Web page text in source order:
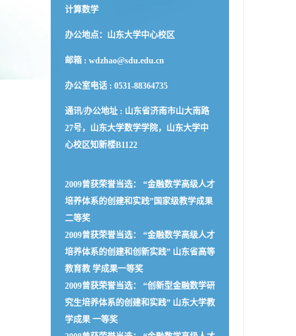
计算数学
办公地点：山东大学中心校区
邮箱 : wdzhao@sdu.edu.cn
办公室电话 : 0531-88364735
通讯/办公地址 : 山东省济南市山大南路
27号，山东大学数学学院，山东大学中
心校区知新楼B1122
2009曾获荣誉当选： “金融数学高级人才
培养体系的创建和实践”国家级教学成果
二等奖
2009曾获荣誉当选： “金融数学高级人才
培养体系的创建和创新实践” 山东省高等
教育教 学成果一等奖
2009曾获荣誉当选： “创新型金融数学研
究生培养体系的创建和实践” 山东大学教
学成果 一等奖